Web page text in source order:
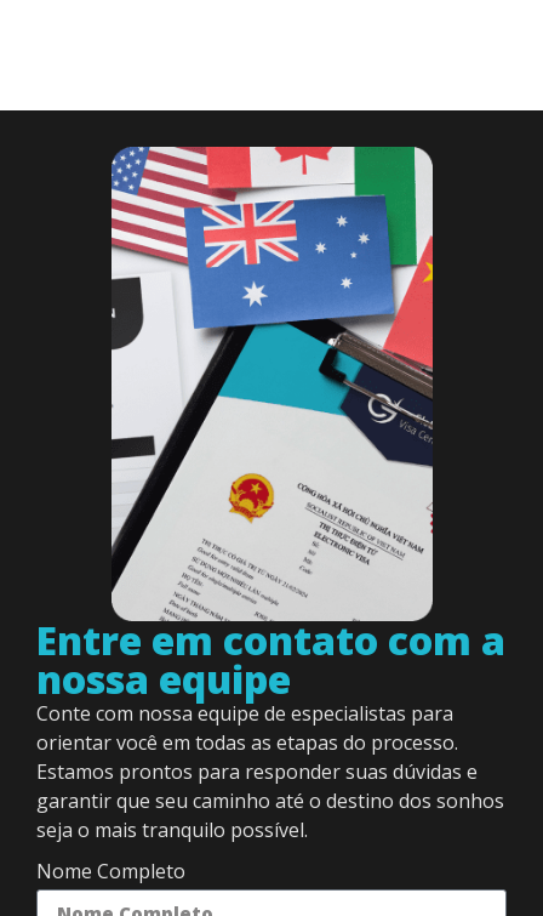
Entre em contato com a
nossa equipe
Conte com nossa equipe de especialistas para
orientar você em todas as etapas do processo.
Estamos prontos para responder suas dúvidas e
garantir que seu caminho até o destino dos sonhos
seja o mais tranquilo possível.
Nome Completo